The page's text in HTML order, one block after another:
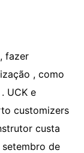
fazer
, como
UCK e
customizers
custa
de